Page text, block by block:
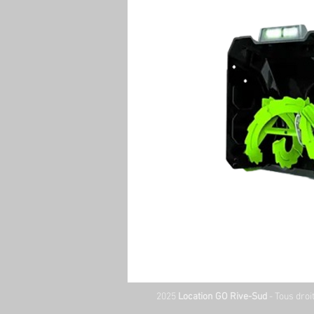
2025 Location GO Rive-Sud - Tous